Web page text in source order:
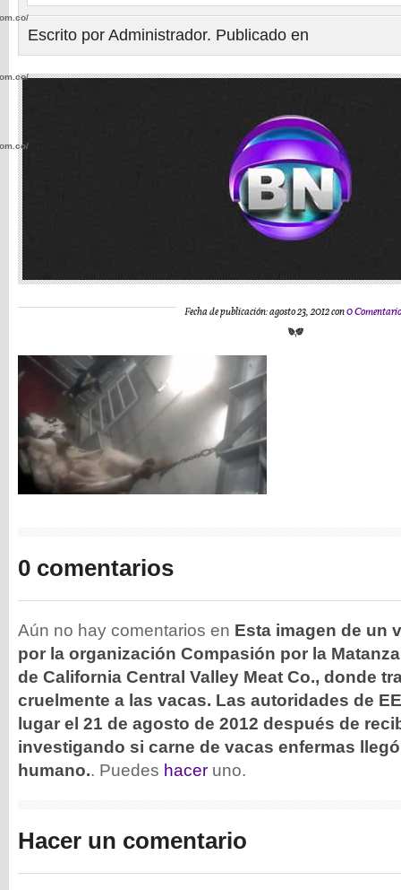
Escrito por Administrador. Publicado en
Fecha de publicación: agosto 23, 2012 con0
0 comentarios
Aún no hay comentarios en Esta imagen de un
por la organización Compasión por la
de California Central Valley Meat Co., donde
cruelmente a las vacas. Las autoridades de
lugar el 21 de agosto de 2012 después de
investigando si carne de vacas enfermas
humano.. Puedes hacer uno.
Hacer un comentario
wp-
wp-
wp-
wp-
wp-